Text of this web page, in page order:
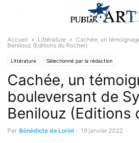
Accueil Littérature
Cachée, un
Benilouz (Editions du Rocher)
Littérature Sélectionné par la rédaction
Cachée, un
bouleversant de
Benilouz (Editions
Par Bénédicte de Loriol - 19 janvier 2022